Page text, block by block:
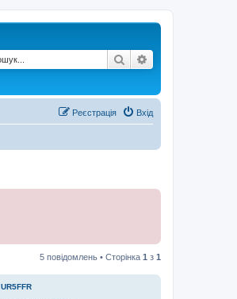
Пошук
Вхід
Реєстрація
5 повідомлень • Сторінка 1 з 1
UR5FFR